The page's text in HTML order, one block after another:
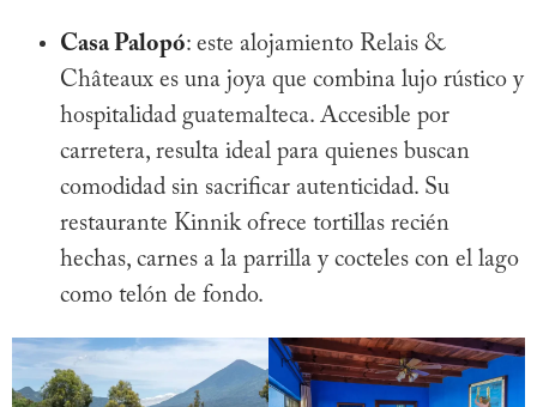
Casa Palopó: este alojamiento Relais &
Châteaux es una joya que combina lujo rústico y
hospitalidad guatemalteca. Accesible por
carretera, resulta ideal para quienes buscan
comodidad sin sacrificar autenticidad. Su
restaurante Kinnik ofrece tortillas recién
hechas, carnes a la parrilla y cocteles con el lago
como telón de fondo.